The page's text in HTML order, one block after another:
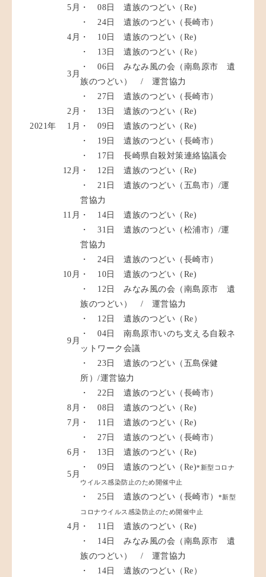
5月
・ 08日 遺族のつどい（Re)
・ 24日 遺族のつどい（長崎市）
4月
・ 10日 遺族のつどい（Re)
・ 13日 遺族のつどい（Re）
3月
・ 06日 みなみ風の会（南島原市 遺
族のつどい） / 運営協力
・ 27日 遺族のつどい（長崎市）
2月
・ 13日 遺族のつどい（Re)
2021年
1月
・ 09日 遺族のつどい（Re)
・ 19日 遺族のつどい（長崎市）
・ 17日 長崎県自殺対策連絡協議会
12月
・ 12日 遺族のつどい（Re)
・ 21日 遺族のつどい（五島市）/運
営協力
11月
・ 14日 遺族のつどい（Re)
・ 31日 遺族のつどい（松浦市）/運
営協力
・ 24日 遺族のつどい（長崎市）
10月
・ 10日 遺族のつどい（Re)
・ 12日 みなみ風の会（南島原市 遺
族のつどい） / 運営協力
・ 12日 遺族のつどい（Re）
9月
・ 04日 南島原市いのち支える自殺ネ
ットワーク会議
・ 23日 遺族のつどい（五島保健
所）/運営協力
・ 22日 遺族のつどい（長崎市）
8月
・ 08日 遺族のつどい（Re)
7月
・ 11日 遺族のつどい（Re)
・ 27日 遺族のつどい（長崎市）
6月
・ 13日 遺族のつどい（Re)
5月
・ 09日 遺族のつどい（Re)*新型コロナ
ウイルス感染防止のため開催中止
・ 25日 遺族のつどい（長崎市） *新型
コロナウイルス感染防止のため開催中止
4月
・ 11日 遺族のつどい（Re)
・ 14日 みなみ風の会（南島原市 遺
族のつどい） / 運営協力
・ 14日 遺族のつどい（Re）